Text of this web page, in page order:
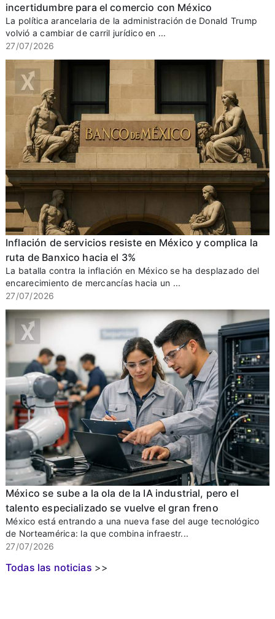
incertidumbre para el comercio con México
La política arancelaria de la administración de Donald Trump
volvió a cambiar de carril jurídico en ...
27/07/2026
Inflación de servicios resiste en México y complica la
ruta de Banxico hacia el 3%
La batalla contra la inflación en México se ha desplazado del
encarecimiento de mercancías hacia un ...
27/07/2026
México se sube a la ola de la IA industrial, pero el
talento especializado se vuelve el gran freno
México está entrando a una nueva fase del auge tecnológico
de Norteamérica: la que combina infraestr...
27/07/2026
Todas las noticias >>